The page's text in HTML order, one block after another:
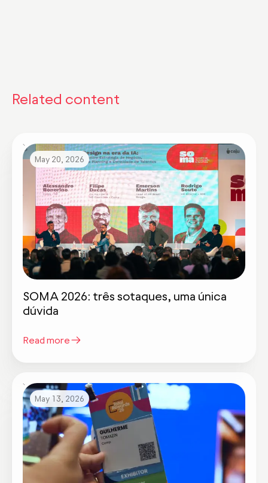
Related content
May 20, 2026
SOMA 2026: três sotaques, uma única
dúvida
Read more
May 13, 2026